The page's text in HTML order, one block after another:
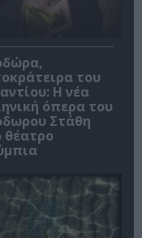
του
Η νέα
όπερα του
Στάθη
θέατρο